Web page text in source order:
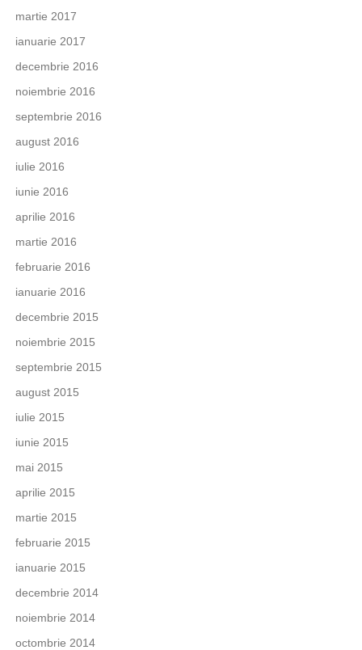
martie 2017
ianuarie 2017
decembrie 2016
noiembrie 2016
septembrie 2016
august 2016
iulie 2016
iunie 2016
aprilie 2016
martie 2016
februarie 2016
ianuarie 2016
decembrie 2015
noiembrie 2015
septembrie 2015
august 2015
iulie 2015
iunie 2015
mai 2015
aprilie 2015
martie 2015
februarie 2015
ianuarie 2015
decembrie 2014
noiembrie 2014
octombrie 2014